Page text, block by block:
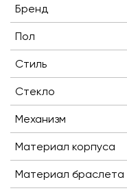
Бренд
Пол
Стиль
Стекло
Механизм
Материал корпуса
Материал браслета